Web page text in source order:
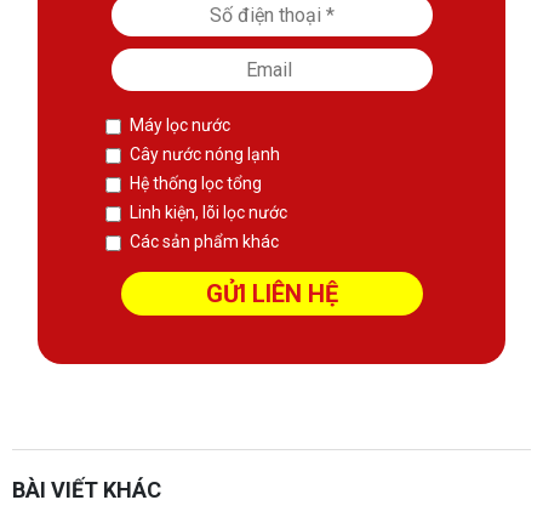
Máy lọc nước
Cây nước nóng lạnh
Hệ thống lọc tổng
Linh kiện, lõi lọc nước
Các sản phẩm khác
BÀI VIẾT KHÁC